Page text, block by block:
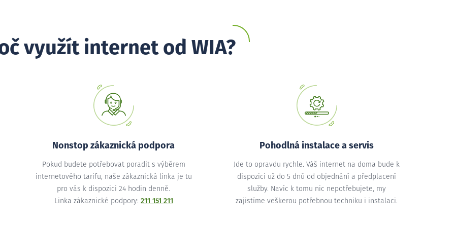
využít internet od WIA?
Nonstop zákaznická podpora
Pokud budete potřebovat poradit s výběrem
internetového tarifu, naše zákaznická linka je tu
pro vás k dispozici 24 hodin denně.
Linka zákaznické podpory: 211 151 211
Pohodlná instalace a servis
Jde to opravdu rychle. Váš internet na doma bude k
dispozici už do 5 dnů od objednání a předplacení
služby. Navíc k tomu nic nepotřebujete, my
zajistíme veškerou potřebnou techniku i instalaci.